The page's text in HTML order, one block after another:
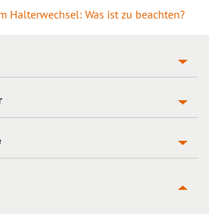
Halterwechsel: Was ist zu beachten?